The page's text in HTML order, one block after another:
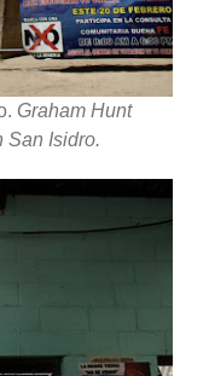
Graham Hunt
San Isidro.